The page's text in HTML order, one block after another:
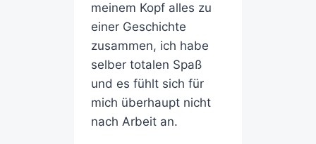
meinem Kopf alles zu
einer Geschichte
zusammen, ich habe
selber totalen Spaß
und es fühlt sich für
mich überhaupt nicht
nach Arbeit an.